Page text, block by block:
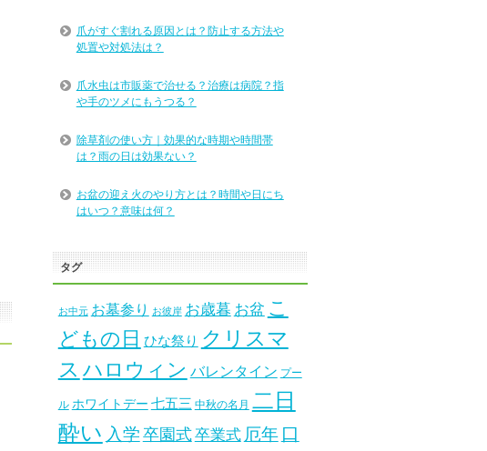
爪がすぐ割れる原因とは？防止する方法や
処置や対処法は？
爪水虫は市販薬で治せる？治療は病院？指
や手のツメにもうつる？
除草剤の使い方｜効果的な時期や時間帯
は？雨の日は効果ない？
お盆の迎え火のやり方とは？時間や日にち
はいつ？意味は何？
タグ
お中元 お墓参り お彼岸 お歳暮 お盆 こ
どもの日 ひな祭り クリスマ
ス ハロウィン バレンタイン プー
ル ホワイトデー 七五三 中秋の名月 二日
酔い 入学 卒園式卒業式 厄年 口